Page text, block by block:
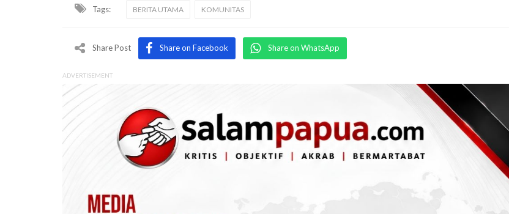
Tags: BERITA UTAMA KOMUNITAS
Share Post Share on Facebook Share on WhatsApp
ADVERTISEMENT